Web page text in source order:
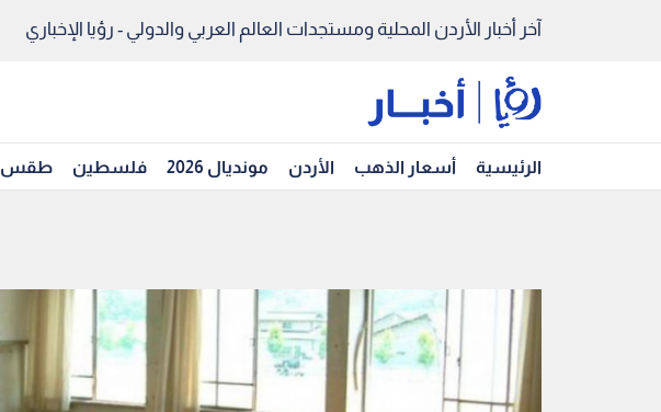
آخر أخبار الأردن المحلية ومستجدات العالم العربي والدولي - رؤيا الإخباري
الرئيسية أسعار الذهب الأردن مونديال 2026 فلسطين طقس